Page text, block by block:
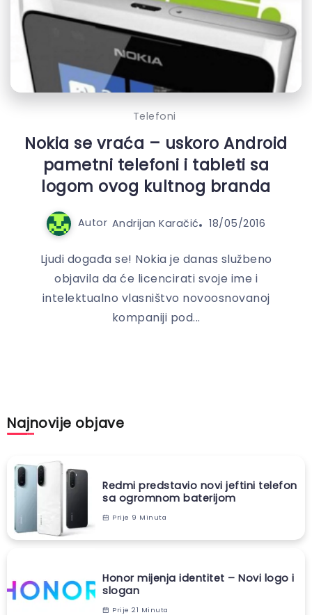
Telefoni
Nokia se vraća – uskoro Android
pametni telefoni i tableti sa
logom ovog kultnog branda
Autor Andrijan Karačić 18/05/2016
Ljudi događa se! Nokia je danas službeno
objavila da će licencirati svoje ime i
intelektualno vlasništvo novoosnovanoj
kompaniji pod...
Najnovije objave
Redmi predstavio novi jeftini telefon
sa ogromnom baterijom
Prije 9 Minuta
Honor mijenja identitet – Novi logo i
slogan
Prije 21 Minuta